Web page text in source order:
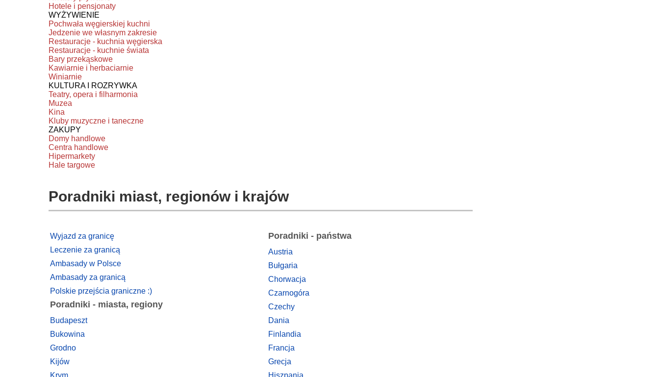
Hotele i pensjonaty
WYŻYWIENIE
Pochwała węgierskiej kuchni
Jedzenie we własnym zakresie
Restauracje - kuchnia węgierska
Restauracje - kuchnie świata
Bary przekąskowe
Kawiarnie i herbaciarnie
Winiarnie
KULTURA I ROZRYWKA
Teatry, opera i filharmonia
Muzea
Kina
Kluby muzyczne i taneczne
ZAKUPY
Domy handlowe
Centra handlowe
Hipermarkety
Hale targowe
Poradniki miast, regionów i krajów
Wyjazd za granicę
Leczenie za granicą
Ambasady w Polsce
Ambasady za granicą
Polskie przejścia graniczne :)
Poradniki - miasta, regiony
Budapeszt
Bukowina
Grodno
Kijów
Krym
Poradniki - państwa
Austria
Bułgaria
Chorwacja
Czarnogóra
Czechy
Dania
Finlandia
Francja
Grecja
Hiszpania